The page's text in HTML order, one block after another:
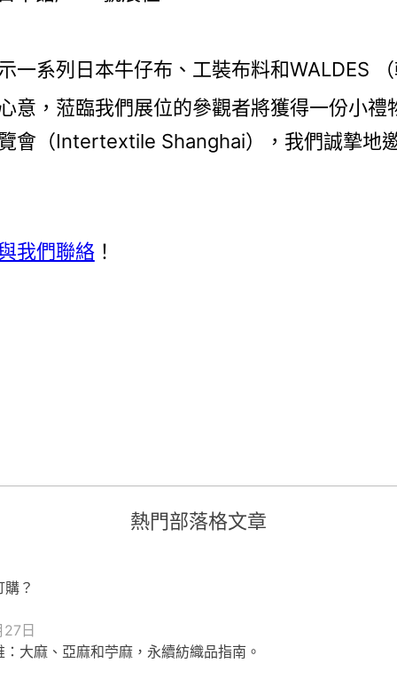
一系列日本牛仔布、工裝布料和WALDES
意，蒞臨我們展位的參觀者將獲得一份小禮
會（Intertextile Shanghai），我們誠摯地
我們聯絡！
熱門部落格文章
？
日
大麻、亞麻和苧麻，永續紡織品指南。